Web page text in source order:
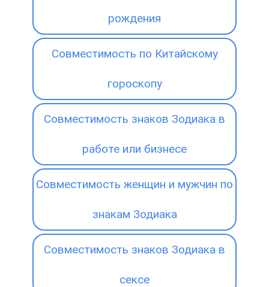
рождения
Совместимость по Китайскому
гороскопу
Совместимость знаков Зодиака в
работе или бизнесе
Совместимость женщин и мужчин по
знакам Зодиака
Совместимость знаков Зодиака в
сексе